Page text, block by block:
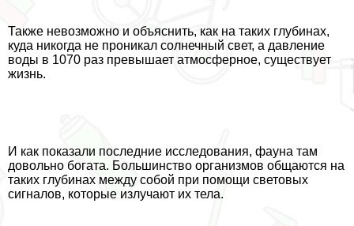
Также невозможно и объяснить, как на таких глубинах,
куда никогда не проникал солнечный свет, а давление
воды в 1070 раз превышает атмосферное, существует
жизнь.
И как показали последние исследования, фауна там
довольно богата. Большинство организмов общаются на
таких глубинах между собой при помощи световых
сигналов, которые излучают их тела.